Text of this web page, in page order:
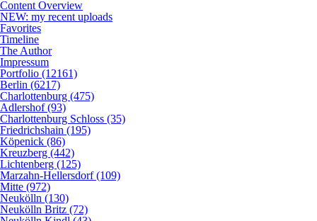
Content Overview
NEW: my recent uploads
Favorites
Timeline
The Author
Impressum
Portfolio (12161)
Berlin (6217)
Charlottenburg (475)
Adlershof (93)
Charlottenburg Schloss (35)
Friedrichshain (195)
Köpenick (86)
Kreuzberg (442)
Lichtenberg (125)
Marzahn-Hellersdorf (109)
Mitte (972)
Neukölln (130)
Neukölln Britz (72)